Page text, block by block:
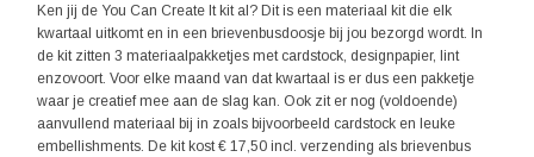
Ken jij de You Can Create It kit al? Dit is een materiaal kit die elk
kwartaal uitkomt en in een brievenbusdoosje bij jou bezorgd wordt. In
de kit zitten 3 materiaalpakketjes met cardstock, designpapier, lint
enzovoort. Voor elke maand van dat kwartaal is er dus een pakketje
waar je creatief mee aan de slag kan. Ook zit er nog (voldoende)
aanvullend materiaal bij in zoals bijvoorbeeld cardstock en leuke
embellishments. De kit kost € 17,50 incl. verzending als brievenbus